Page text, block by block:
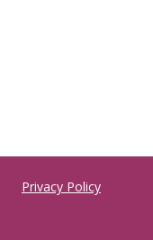
Privacy Policy